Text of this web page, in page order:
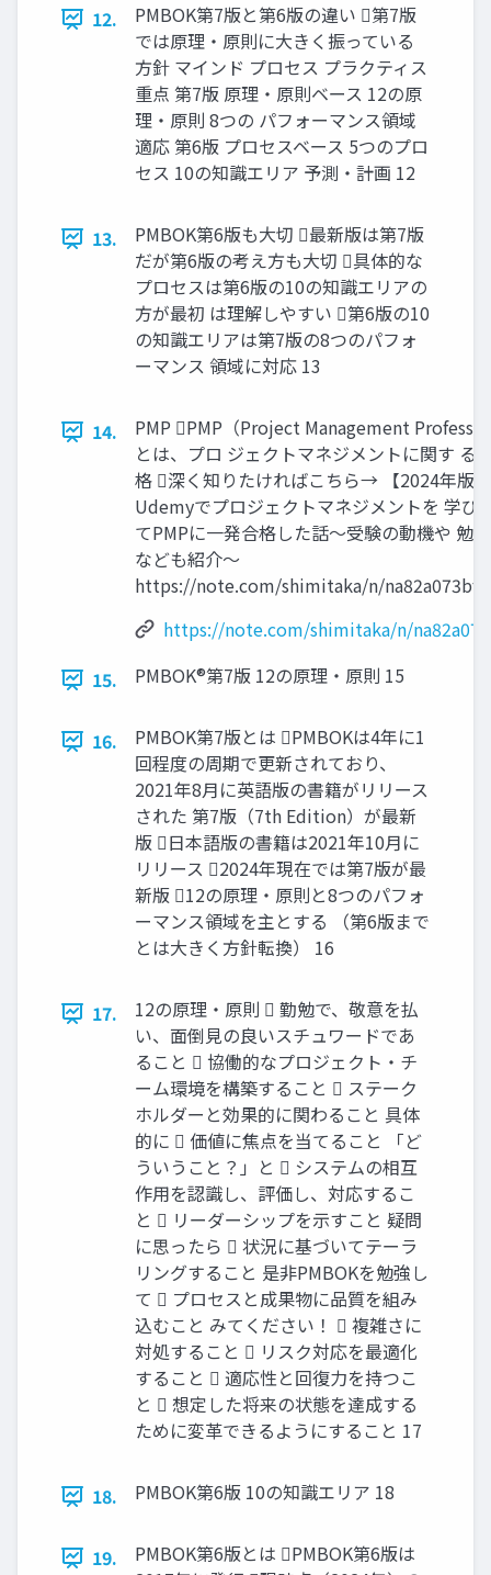
12.
PMBOK第7版と第6版の違い 第7版
では原理・原則に大きく振っている
方針 マインド プロセス プラクティス
重点 第7版 原理・原則ベース 12の原
理・原則 8つの パフォーマンス領域
適応 第6版 プロセスベース 5つのプロ
セス 10の知識エリア 予測・計画 12
13.
PMBOK第6版も大切 最新版は第7版
だが第6版の考え方も大切 具体的な
プロセスは第6版の10の知識エリアの
方が最初 は理解しやすい 第6版の10
の知識エリアは第7版の8つのパフォ
ーマンス 領域に対応 13
14.
PMP PMP（Project Management
とは、プロ ジェクトマネジメントに関す る
格 深く知りたければこちら→ 【2024年版】
Udemyでプロジェクトマネジメントを 学び
てPMPに一発合格した話～受験の動機や 勉
なども紹介～
https://note.com/shimitaka/n/
https://note.com/shimitaka/n/
15.
PMBOK®第7版 12の原理・原則 15
16.
PMBOK第7版とは PMBOKは4年に1
回程度の周期で更新されており、
2021年8月に英語版の書籍がリリース
された 第7版（7th Edition）が最新
版 日本語版の書籍は2021年10月に
リリース 2024年現在では第7版が最
新版 12の原理・原則と8つのパフォ
ーマンス領域を主とする （第6版まで
とは大きく方針転換） 16
17.
12の原理・原則  勤勉で、敬意を払
い、面倒見の良いスチュワードであ
ること  協働的なプロジェクト・チ
ーム環境を構築すること  ステーク
ホルダーと効果的に関わること 具体
的に  価値に焦点を当てること 「ど
ういうこと？」と  システムの相互
作用を認識し、評価し、対応するこ
と  リーダーシップを示すこと 疑問
に思ったら  状況に基づいてテーラ
リングすること 是非PMBOKを勉強し
て  プロセスと成果物に品質を組み
込むこと みてください！  複雑さに
対処すること  リスク対応を最適化
すること  適応性と回復力を持つこ
と  想定した将来の状態を達成する
ために変革できるようにすること 17
18. PMBOK第6版 10の知識エリア 18
19.
PMBOK第6版とは PMBOK第6版は